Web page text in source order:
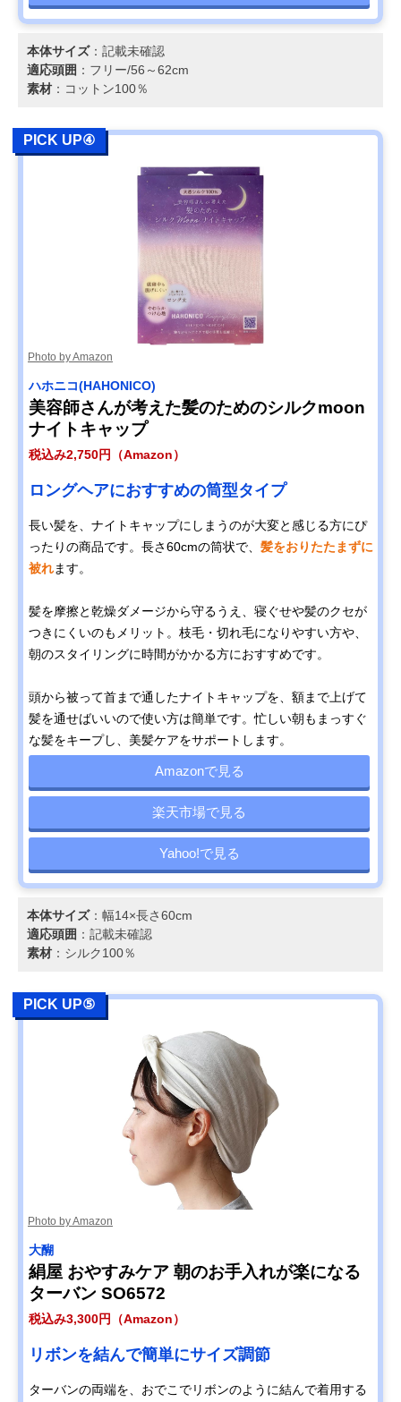
本体サイズ：記載未確認
適応頭囲 ：フリー/56～62cm
素材 ：コットン100％
PICK UP④
Photo by Amazon
ハホニコ(HAHONICO)
美容師さんが考えた髪のためのシルクmoon
ナイトキャップ
税込み2,750円（Amazon）
ロングヘアにおすすめの筒型タイプ
長い髪を、ナイトキャップにしまうのが大変と感じる方にぴ
ったりの商品です。長さ60cmの筒状で、 髪をおりたたまずに
被れます。
髪を摩擦と乾燥ダメージから守るうえ、寝ぐせや髪のクセが
つきにくいのもメリット。枝毛・切れ毛になりやすい方や、
朝のスタイリングに時間がかかる方におすすめです。
頭から被って首まで通したナイトキャップを、額まで上げて
髪を通せばいいので使い方は簡単です。忙しい朝もまっすぐ
な髪をキープし、美髪ケアをサポートします。
Amazonで見る
楽天市場で見る
Yahoo!で見る
本体サイズ：幅14×長さ60cm
適応頭囲 ：記載未確認
素材 ：シルク100％
PICK UP⑤
Photo by Amazon
大醐
絹屋 おやすみケア 朝のお手入れが楽になる
ターバン SO6572
税込み3,300円（Amazon）
リボンを結んで簡単にサイズ調節
ターバンの両端を、おでこでリボンのように結んで着用する